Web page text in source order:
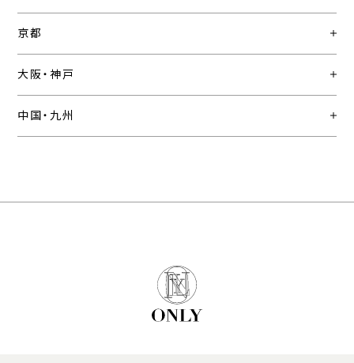
京都
大阪・神戸
中国・九州